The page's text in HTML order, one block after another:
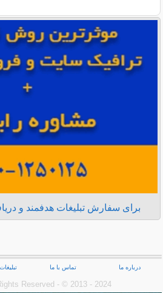
برای سفارش تبلیغات هدفمند و
درباره ما تماس با ما
Reserved - © 2013 - 2024